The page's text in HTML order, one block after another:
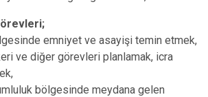
emniyet ve asayişi temin etmek,
ve diğer görevleri planlamak, icra
bölgesinde meydana gelen